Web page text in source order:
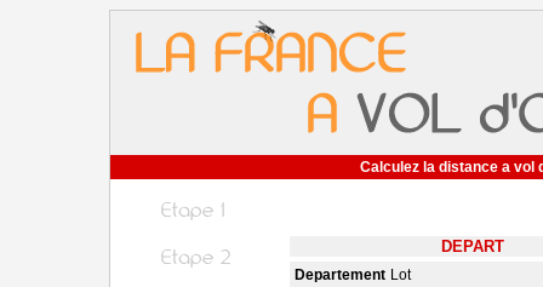
Calculez la distance a vol
DEPART
Departement Lot